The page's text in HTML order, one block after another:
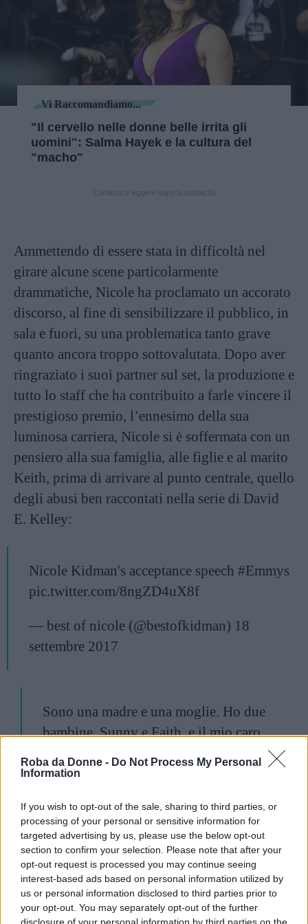
Roba da Donne - Do Not Process My Personal
Information
If you wish to opt-out of the sale, sharing to third parties, or
processing of your personal or sensitive information for
targeted advertising by us, please use the below opt-out
section to confirm your selection. Please note that after your
opt-out request is processed you may continue seeing
interest-based ads based on personal information utilized by
us or personal information disclosed to third parties prior to
your opt-out. You may separately opt-out of the further
disclosure of your personal information by third parties on the
Vi Raccomandiamo...
"Il cervello nelle donne belle irrita gli
uomini": Salma Hayek e la cultura del
"macho"
Ammettendo di essere stata in difficoltà nel
girare alcune scene particolarmente
drammatiche, Nicole ha proclamato un accorato
discorso, al fine di sensibilizzare il pubblico, in
sala e fuori, su una problematica tanto grave
quanto ancora troppo sottovalutata. Dopo aver
ringraziato i suoi partner sul set, la produzione e
tutto lo staff che ha contribuito a farle vincere il
prestigioso premio, l’ennesimo della sua
luminosa carriera, Nicole si è soffermata con un
pensiero alla sua famiglia, alle figlie e al marito
Keith, prima di arrivare al punto centrale, quello
degli abusi ben raccontati nella serie di David
E. Kelley:
Nicole Kidman's acceptance speech #Emmys
pic.twitter.com/8ngZD4uX8f
— best of nicole (@bestofkidman) 18
settembre 2017
Sono una madre e una moglie. Ho due
bambine, Sunny e Faith, e il mio caro
proseguire questo percorso artistico e che
Quindi questo è vostro. Voglio che le mie
bambine tengano questo sulla loro
mensola e lo guardino ogni volta
pensando che ‘se la mia mamma non mi
ha messo a letto è per questo. Ho qualcosa
‘. Ma voglio anche che sappiano che a